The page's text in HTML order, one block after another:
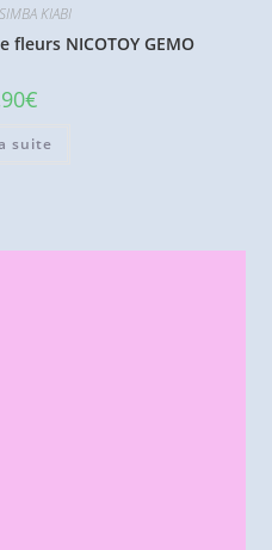
KIABI
NICOTOY GEMO
€
suite